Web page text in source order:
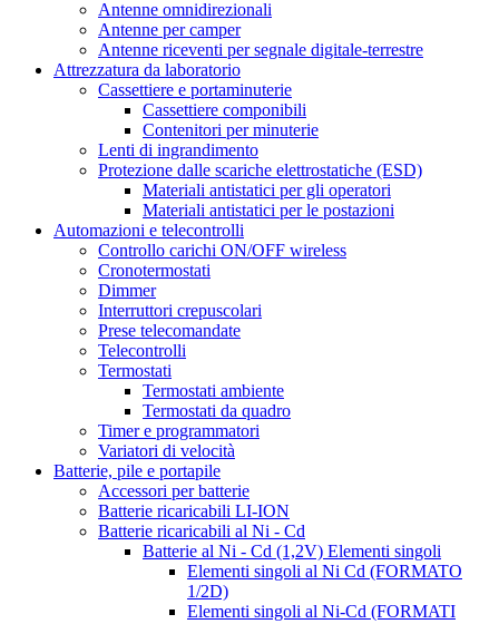
Antenne omnidirezionali
Antenne per camper
Antenne riceventi per segnale digitale-terrestre
Attrezzatura da laboratorio
Cassettiere e portaminuterie
Cassettiere componibili
Contenitori per minuterie
Lenti di ingrandimento
Protezione dalle scariche elettrostatiche (ESD)
Materiali antistatici per gli operatori
Materiali antistatici per le postazioni
Automazioni e telecontrolli
Controllo carichi ON/OFF wireless
Cronotermostati
Dimmer
Interruttori crepuscolari
Prese telecomandate
Telecontrolli
Termostati
Termostati ambiente
Termostati da quadro
Timer e programmatori
Variatori di velocità
Batterie, pile e portapile
Accessori per batterie
Batterie ricaricabili LI-ION
Batterie ricaricabili al Ni - Cd
Batterie al Ni - Cd (1,2V) Elementi singoli
Elementi singoli al Ni Cd (FORMATO
1/2D)
Elementi singoli al Ni-Cd (FORMATI